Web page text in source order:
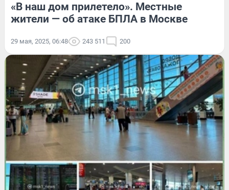
«В наш дом прилетело». Местные
жители — об атаке БПЛА в Москве
29 мая, 2025, 06:48 243 511 200